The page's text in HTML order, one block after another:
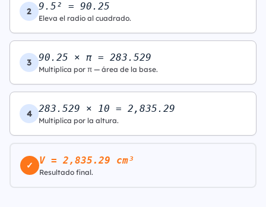
2 9.5² = 90.25
Eleva el radio al cuadrado.
3 90.25 × π = 283.529
Multiplica por π — área de la base.
4 283.529 × 10 = 2,835.29
Multiplica por la altura.
✓ V = 2,835.29 cm³
Resultado final.